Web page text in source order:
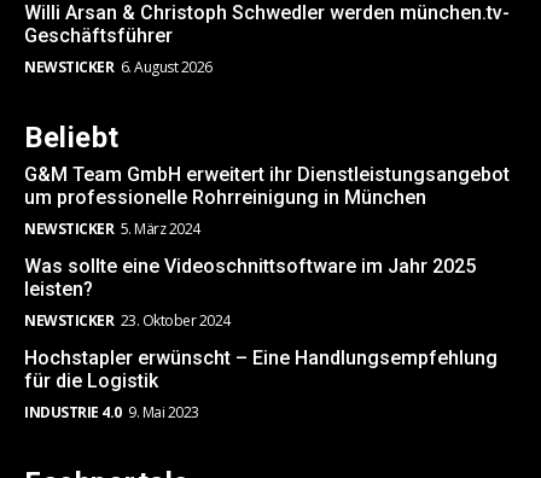
Willi Arsan & Christoph Schwedler werden münchen.tv-
Geschäftsführer
NEWSTICKER 6. August 2026
Beliebt
G&M Team GmbH erweitert ihr Dienstleistungsangebot
um professionelle Rohrreinigung in München
NEWSTICKER 5. März 2024
Was sollte eine Videoschnittsoftware im Jahr 2025
leisten?
NEWSTICKER 23. Oktober 2024
Hochstapler erwünscht – Eine Handlungsempfehlung
für die Logistik
INDUSTRIE 4.0 9. Mai 2023